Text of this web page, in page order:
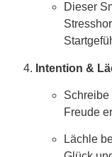
Dieser
Intention &
Schreibe
Freude
Lächle